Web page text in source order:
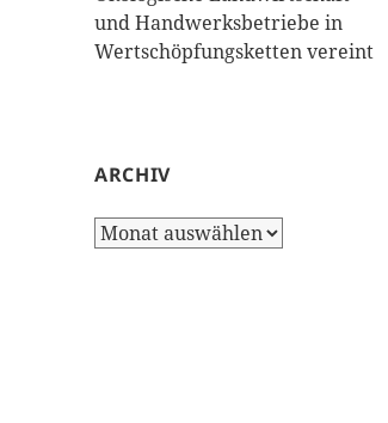
und Handwerksbetriebe in
Wertschöpfungsketten vereint
ARCHIV
Archiv